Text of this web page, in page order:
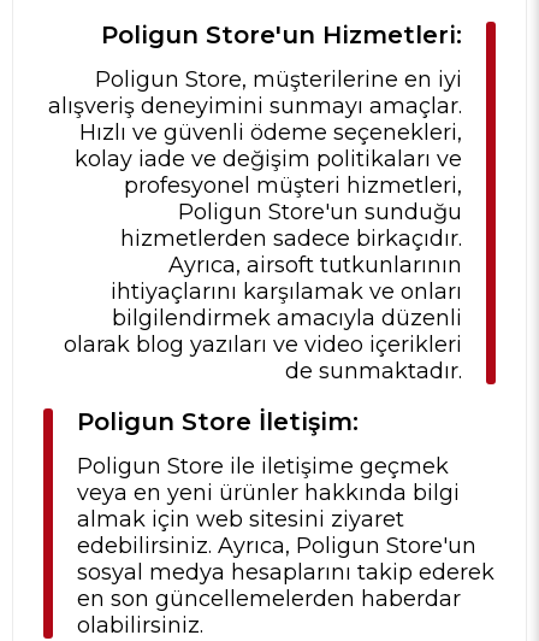
Poligun Store'un Hizmetleri:
Poligun Store, müşterilerine en iyi
alışveriş deneyimini sunmayı amaçlar.
Hızlı ve güvenli ödeme seçenekleri,
kolay iade ve değişim politikaları ve
profesyonel müşteri hizmetleri,
Poligun Store'un sunduğu
hizmetlerden sadece birkaçıdır.
Ayrıca, airsoft tutkunlarının
ihtiyaçlarını karşılamak ve onları
bilgilendirmek amacıyla düzenli
olarak blog yazıları ve video içerikleri
de sunmaktadır.
Poligun Store İletişim:
Poligun Store ile iletişime geçmek
veya en yeni ürünler hakkında bilgi
almak için web sitesini ziyaret
edebilirsiniz. Ayrıca, Poligun Store'un
sosyal medya hesaplarını takip ederek
en son güncellemelerden haberdar
olabilirsiniz.